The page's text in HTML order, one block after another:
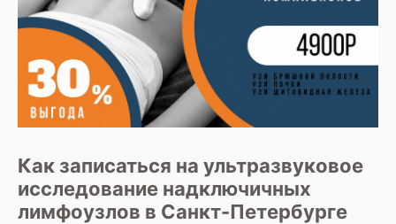
Как записаться на ультразвуковое
исследование надключичных
лимфоузлов в Санкт-Петербурге